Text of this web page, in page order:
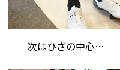
次はひざの中心…